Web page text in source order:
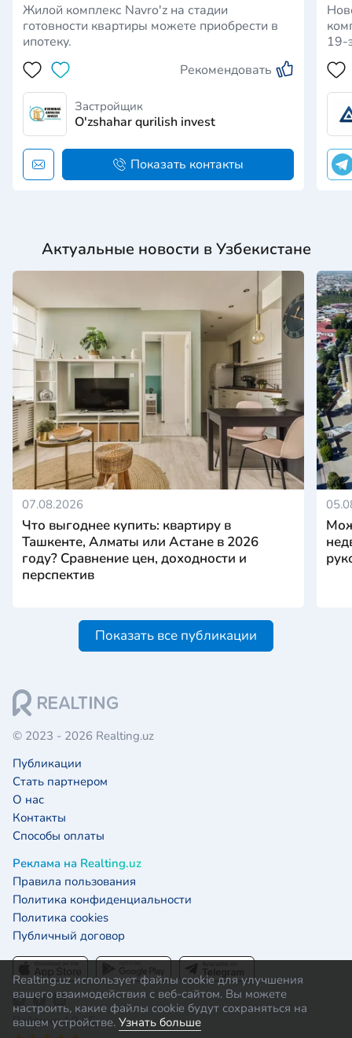
Realting.uz использует файлы cookie для улучшения
вашего взаимодействия с веб-сайтом. Вы можете
настроить, какие файлы cookie будут сохраняться на
вашем устройстве. Узнать больше
Жилой комплекс Navro'z на стадии
готовности квартиры можете приобрести в
ипотеку.
Рекомендовать
Застройщик
O'zshahar qurilish invest
Показать контакты
19-
Актуальные новости в Узбекистане
07.08.2026
Что выгоднее купить: квартиру в
Ташкенте, Алматы или Астане в 2026
году? Сравнение цен, доходности и
перспектив
Показать все публикации
© 2023 - 2026 Realting.uz
Публикации
Стать партнером
О нас
Контакты
Способы оплаты
Реклама на Realting.uz
Правила пользования
Политика конфиденциальности
Политика cookies
Публичный договор
Рейтинг 4.9 / 5: